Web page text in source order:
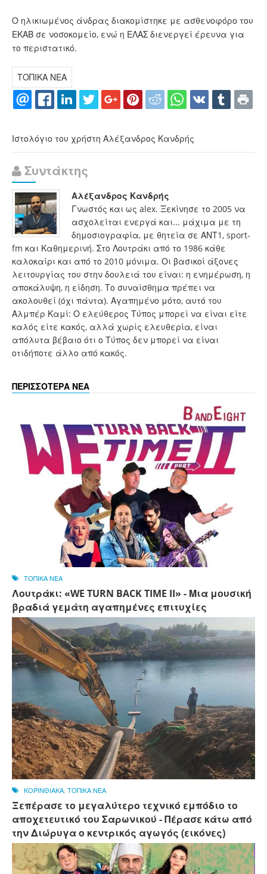
Ο ηλικιωμένος άνδρας διακομίστηκε με ασθενοφόρο του
ΕΚΑΒ σε νοσοκομείο, ενώ η ΕΛΑΣ διενεργεί έρευνα για
το περιστατικό.
ΤΟΠΙΚΑ ΝΕΑ
Ιστολόγιο του χρήστη Αλέξανδρος Κανδρής
Συντάκτης
Αλέξανδρος Κανδρής
Γνωστός και ως alex. Ξεκίνησε το 2005 να
ασχολείται ενεργά και... μάχιμα με τη
δημοσιογραφία, με θητεία σε ΑΝΤ1, sport-
fm και Καθημερινή. Στο Λουτράκι από το 1986 κάθε
καλοκαίρι και από το 2010 μόνιμα. Οι βασικοί άξονες
λειτουργίας του στην δουλειά του είναι: η ενημέρωση, η
αποκάλυψη, η είδηση. Το συναίσθημα πρέπει να
ακολουθεί (όχι πάντα). Αγαπημένο μότο, αυτό του
Αλμπέρ Καμί: Ο ελεύθερος Τύπος μπορεί να είναι είτε
καλός είτε κακός, αλλά χωρίς ελευθερία, είναι
απόλυτα βέβαιο ότι ο Τύπος δεν μπορεί να είναι
οτιδήποτε άλλο από κακός.
ΠΕΡΙΣΣΟΤΕΡΑ ΝΕΑ
ΤΟΠΙΚΑ ΝΕΑ
Λουτράκι: «WE TURN BACK TIME II» - Μια μουσική
βραδιά γεμάτη αγαπημένες επιτυχίες
ΚΟΡΙΝΘΙΑΚΑ, ΤΟΠΙΚΑ ΝΕΑ
Ξεπέρασε το μεγαλύτερο τεχνικό εμπόδιο το
αποχετευτικό του Σαρωνικού - Πέρασε κάτω από
την Διώρυγα ο κεντρικός αγωγός (εικόνες)